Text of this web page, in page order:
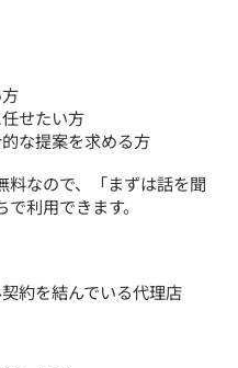
せたい方
な提案を求める方
料なので、「まずは話を聞
利用できます。
約を結んでいる代理店